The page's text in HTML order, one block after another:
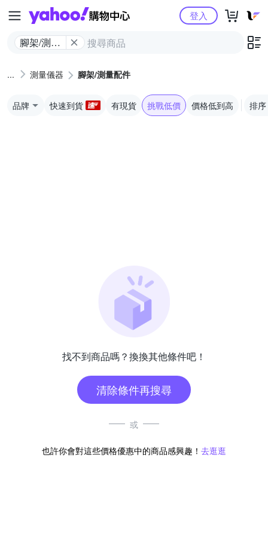
Yahoo購物中心
腳架/測量
登入
測量儀器 腳架/測量配件
品牌 快速到貨 有現貨 挑戰低價 價格低到高 排序
找不到商品嗎？換換其他條件吧！
清除條件再搜尋
或
也許你會對這些價格優惠中的商品感興趣！ 去逛逛